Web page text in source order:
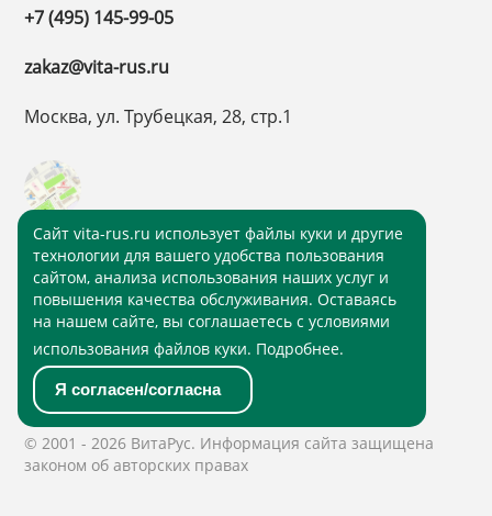
+7 (495) 145-99-05
zakaz@vita-rus.ru
Москва, ул. Трубецкая, 28, стр.1
© 2001 - 2026 ВитаРус. Информация сайта защищена
законом об авторских правах
Политика конфиденциальности
Политика обработки персональных данных
Cайт vita-rus.ru использует файлы куки и другие
технологии для вашего удобства пользования
сайтом, анализа использования наших услуг и
повышения качества обслуживания. Оставаясь
на нашем сайте, вы соглашаетесь с условиями
использования файлов куки. Подробнее.
Я согласен/согласна